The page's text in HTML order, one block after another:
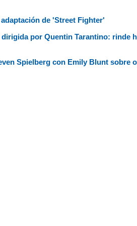
de 'Street Fighter'
por Quentin Tarantino: rinde
Spielberg con Emily Blunt sobre